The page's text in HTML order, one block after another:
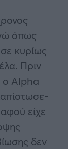
όπως
κυρίως
Πριν
ο Alpha
είχε
δεν